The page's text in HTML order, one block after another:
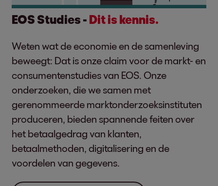
EOS Studies - Dit is kennis.
Weten wat de economie en de samenleving
beweegt: Dat is onze claim voor de markt- en
consumentenstudies van EOS. Onze
onderzoeken, die we samen met
gerenommeerde marktonderzoeksinstituten
produceren, bieden spannende feiten over
het betaalgedrag van klanten,
betaalmethoden, digitalisering en de
voordelen van gegevens.